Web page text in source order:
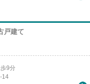
戸建て
歩9分
14